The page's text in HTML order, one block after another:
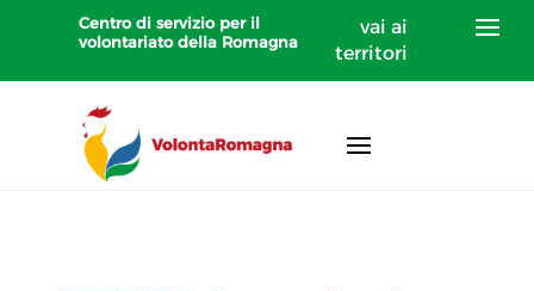
Centro di servizio per il
volontariato della Romagna
vai ai
territori